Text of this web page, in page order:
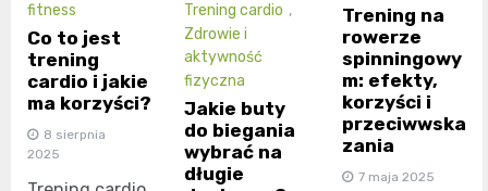
fitness
Co to jest
trening
cardio i jakie
ma korzyści?
8 sierpnia
2025
Trening cardio ,
Zdrowie i
aktywność
fizyczna
Jakie buty
do biegania
wybrać na
długie
Trening na
rowerze
spinningowy
m: efekty,
korzyści i
przeciwwska
zania
7 maja 2025